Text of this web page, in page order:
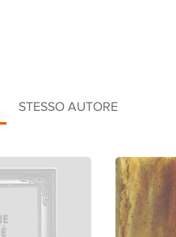
STESSO AUTORE